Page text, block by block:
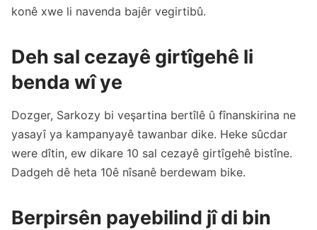
konê xwe li navenda bajêr vegirtibû.
Deh sal cezayê girtîgehê li
benda wî ye
Dozger, Sarkozy bi veşartina bertîlê û fînanskirina ne
yasayî ya kampanyayê tawanbar dike. Heke sûcdar
were dîtin, ew dikare 10 sal cezayê girtîgehê bistîne.
Dadgeh dê heta 10ê nîsanê berdewam bike.
Berpirsên payebilind jî di bin